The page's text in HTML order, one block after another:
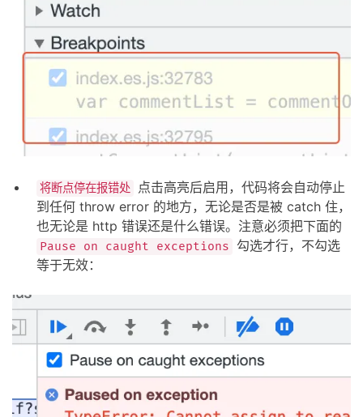
将断点停在报错处
点击高亮后启用，代码将会自动停止
到任何 throw error 的地方，无论是否是被 catch 住，
也无论是 http 错误还是什么错误。注意必须把下面的
Pause on caught exceptions
勾选才行，不勾选
等于无效：